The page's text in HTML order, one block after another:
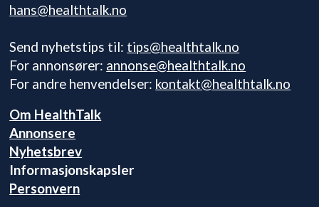
hans@healthtalk.no
Send nyhetstips til: tips@healthtalk.no
For annonsører: annonse@healthtalk.no
For andre henvendelser: kontakt@healthtalk.no
Om HealthTalk
Annonsere
Nyhetsbrev
Informasjonskapsler
Personvern